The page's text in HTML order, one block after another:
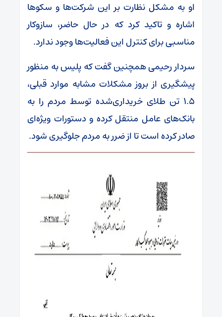
او به مشکل نظارت بر این شرکت‌ها و سکوها
اشاره و تاکید کرد که در حال حاضر، سازوکار
مناسبی برای کنترل این فعالیت‌ها وجود ندارد.
سردار رحیمی همچنین گفت که پلیس به منظور
پیشگیری از بروز مشکلات مشابه موارد قبلی،
۱.۵ تن طلای خریداری‌شده توسط مردم را به
بانک‌های عامل منتقل کرده و دستورات ویژه‌ای
صادر کرده است تا از ضرر به مردم جلوگیری شود.